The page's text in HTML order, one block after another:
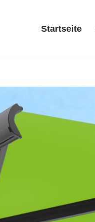
Startseite